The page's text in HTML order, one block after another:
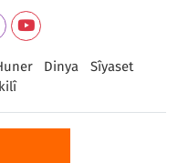
Dinya
Sîyaset